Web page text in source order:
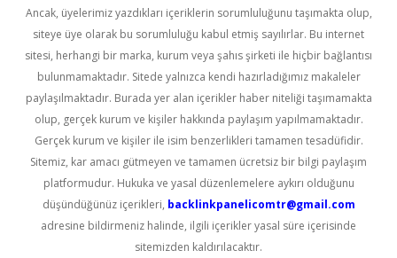
Ancak, üyelerimiz yazdıkları içeriklerin sorumluluğunu taşımakta olup,
siteye üye olarak bu sorumluluğu kabul etmiş sayılırlar. Bu internet
sitesi, herhangi bir marka, kurum veya şahıs şirketi ile hiçbir bağlantısı
bulunmamaktadır. Sitede yalnızca kendi hazırladığımız makaleler
paylaşılmaktadır. Burada yer alan içerikler haber niteliği taşımamakta
olup, gerçek kurum ve kişiler hakkında paylaşım yapılmamaktadır.
Gerçek kurum ve kişiler ile isim benzerlikleri tamamen tesadüfidir.
Sitemiz, kar amacı gütmeyen ve tamamen ücretsiz bir bilgi paylaşım
platformudur. Hukuka ve yasal düzenlemelere aykırı olduğunu
düşündüğünüz içerikleri, backlinkpanelicomtr@gmail.com
adresine bildirmeniz halinde, ilgili içerikler yasal süre içerisinde
sitemizden kaldırılacaktır.